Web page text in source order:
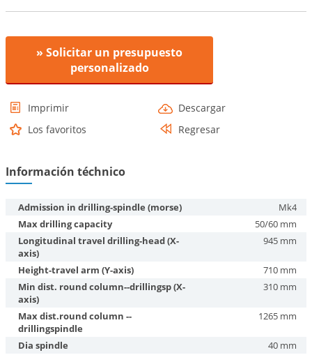
» Solicitar un presupuesto
personalizado
Imprimir
Descargar
Los favoritos
Regresar
Información téchnico
Admission in drilling-spindle (morse)
Mk4
Max drilling capacity
50/60 mm
Longitudinal travel drilling-head (X-
axis)
945 mm
Height-travel arm (Y-axis)
710 mm
Min dist. round column--drillingsp (X-
axis)
310 mm
Max dist.round column --
drillingspindle
1265 mm
Dia spindle
40 mm